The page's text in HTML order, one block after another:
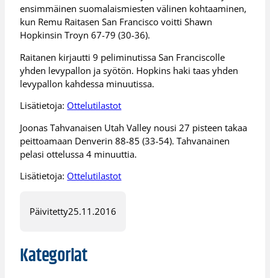
ensimmäinen suomalaismiesten välinen kohtaaminen,
kun Remu Raitasen San Francisco voitti Shawn
Hopkinsin Troyn 67-79 (30-36).
Raitanen kirjautti 9 peliminutissa San Franciscolle
yhden levypallon ja syötön. Hopkins haki taas yhden
levypallon kahdessa minuutissa.
Lisätietoja: Ottelutilastot
Joonas Tahvanaisen Utah Valley nousi 27 pisteen takaa
peittoamaan Denverin 88-85 (33-54). Tahvanainen
pelasi ottelussa 4 minuuttia.
Lisätietoja: Ottelutilastot
Päivitetty25.11.2016
Kategoriat